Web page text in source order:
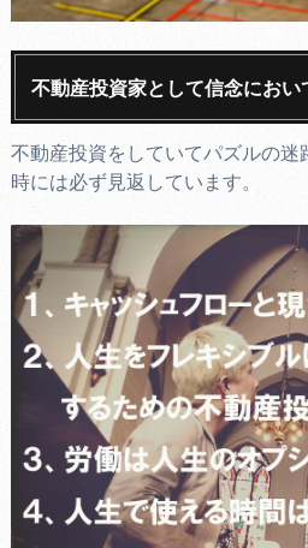
不動産投資家として信念におい
不動産投資をしていてパズルの迷
時には必ず見返しています。